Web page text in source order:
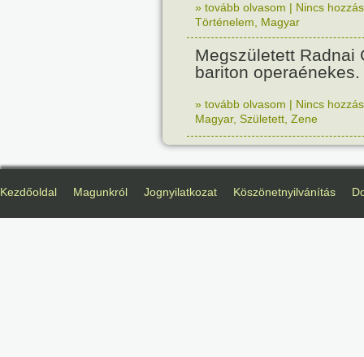
» tovább olvasom | Nincs
Történelem
Magyar
Megszületett Radnai
bariton operaénekes.
» tovább olvasom | Nincs
Magyar, Született Zene
Kezdőoldal Magunkról Jognyilatkozat Köszönetnyilvánítás